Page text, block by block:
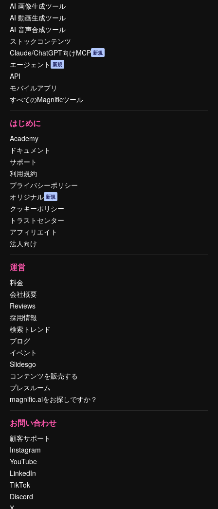
AI 画像生成ツール
AI 動画生成ツール
AI 音声合成ツール
ストックコンテンツ
Claude/ChatGPT向けMCP 新規
エージェント 新規
API
モバイルアプリ
すべてのMagnificツール
はじめに
Academy
ドキュメント
サポート
利用規約
プライバシーポリシー
オリジナル 新規
クッキーポリシー
トラストセンター
アフィリエイト
法人向け
運営
料金
会社概要
Reviews
採用情報
検索トレンド
ブログ
イベント
Slidesgo
コンテンツを販売する
プレスルーム
magnific.aiをお探しですか？
お問い合わせ
顧客サポート
Instagram
YouTube
LinkedIn
TikTok
Discord